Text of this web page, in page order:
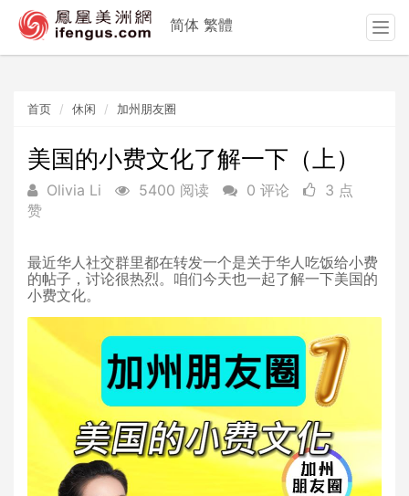
首页 休闲 加州朋友圈
美国的小费文化了解一下（上）
Olivia Li 5400 阅读 0 评论
3 点
赞
最近华人社交群里都在转发一个是关于华人吃饭给小费
的帖子，讨论很热烈。咱们今天也一起了解一下美国的
小费文化。
简体 繁體
T
o
a
t
i